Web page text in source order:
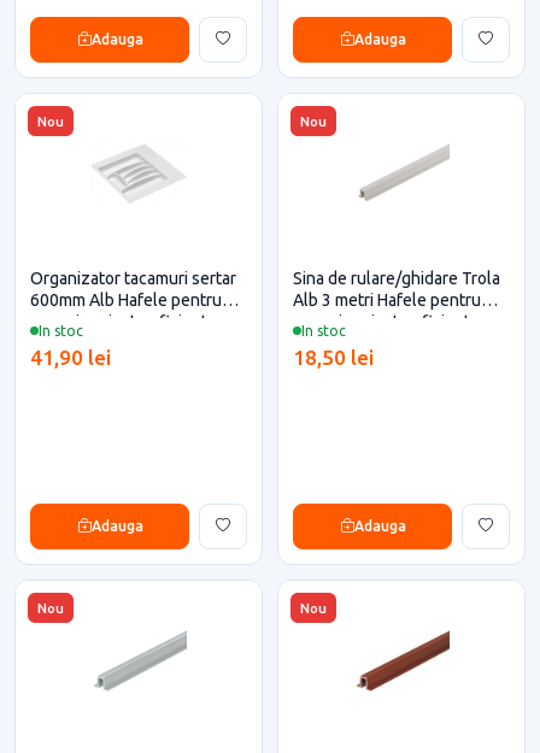
Adauga Adauga
Nou
In stoc
Organizator tacamuri sertar
600mm Alb Hafele pentru
casa si proiecte eficiente
41,90 lei
Adauga
Nou
In stoc
Sina de rulare/ghidare Trola
Alb 3 metri Hafele pentru
casa si proiecte eficiente
18,50 lei
Adauga
Nou Nou